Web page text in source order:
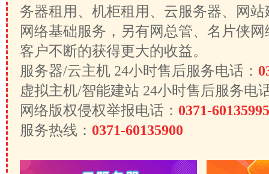
务器租用、机柜租用、云服务器、网
网络基础服务，另有网总管、名片侠
客户不断的获得更大的收益。
服务器/云主机 24小时售后服务电话：
虚拟主机/智能建站 24小时售后服务电
网络版权侵权举报电话： 0371-60135995
服务热线： 0371-60135900